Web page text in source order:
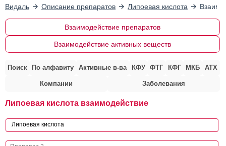
Видаль Описание препаратов Липоевая кислота
Взаимодействие препаратов
Взаимодействие активных веществ
Поиск По алфавиту Активные в-ва КФУ ФТГ КФГ МКБ АТХ
Компании Заболевания
Липоевая кислота взаимодействие